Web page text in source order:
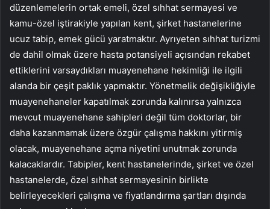
düzenlemelerin ortak emeli, özel sıhhat sermayesi ve
kamu-özel iştirakiyle yapılan kent, şirket hastanelerine
ucuz tabip, emek gücü yaratmaktır. Ayrıyeten sıhhat turizmi
de dahil olmak üzere hasta potansiyeli açısından rekabet
ettiklerini varsaydıkları muayenehane hekimliği ile ilgili
alanda bir çeşit paklık yapmaktır. Yönetmelik değişikliğiyle
muayenehaneler kapatılmak zorunda kalınırsa yalnızca
mevcut muayenehane sahipleri değil tüm doktorlar, bir
daha kazanmamak üzere özgür çalışma hakkını yitirmiş
olacak, muayenehane açma niyetini unutmak zorunda
kalacaklardır. Tabipler, kent hastanelerinde, şirket ve özel
hastanelerde, özel sıhhat sermayesinin birlikte
belirleyecekleri çalışma ve fiyatlandırma şartları dışında